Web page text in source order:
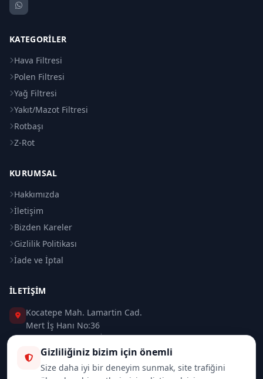
KATEGORILER
Hava Filtresi
Polen Filtresi
Yağ Filtresi
Yakıt/Mazot Filtresi
Rotbaşı
Z-Rot
KURUMSAL
Hakkımızda
İletişim
Bizden Kareler
Gizlilik Politikası
İade ve İptal
İLETIŞIM
Kocatepe Mah. Lamartin Cad.
Mert İş Hanı No:36
Taksim / Beyoğlu / İSTANBUL
0 (212) 235 37 83
Gizliliğiniz bizim için önemli
Size daha iyi bir deneyim sunmak, site trafiğini